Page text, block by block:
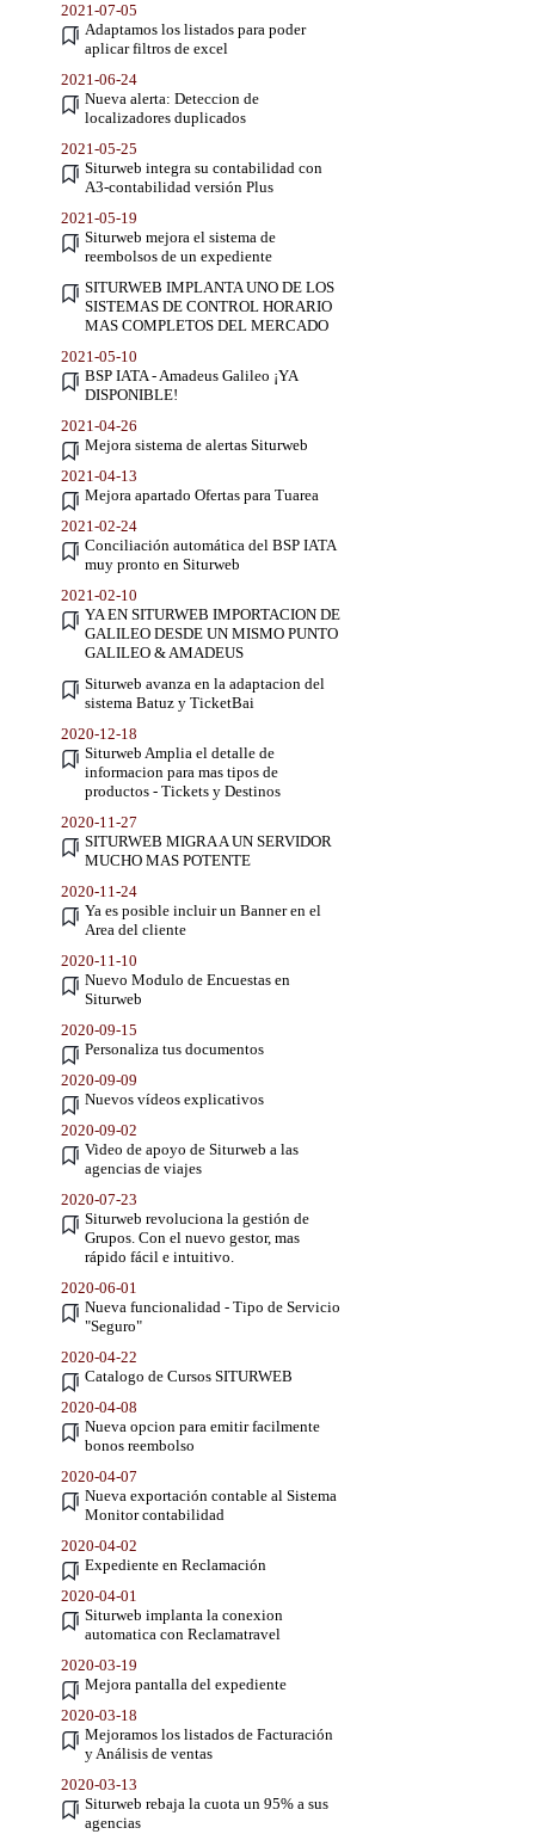
2021-07-05
Adaptamos los listados para poder
aplicar filtros de excel
2021-06-24
Nueva alerta: Deteccion de
localizadores duplicados
2021-05-25
Siturweb integra su contabilidad con
A3-contabilidad versión Plus
2021-05-19
Siturweb mejora el sistema de
reembolsos de un expediente
SITURWEB IMPLANTA UNO DE LOS
SISTEMAS DE CONTROL HORARIO
MAS COMPLETOS DEL MERCADO
2021-05-10
BSP IATA - Amadeus Galileo ¡YA
DISPONIBLE!
2021-04-26
Mejora sistema de alertas Siturweb
2021-04-13
Mejora apartado Ofertas para Tuarea
2021-02-24
Conciliación automática del BSP IATA
muy pronto en Siturweb
2021-02-10
YA EN SITURWEB IMPORTACION DE
GALILEO DESDE UN MISMO PUNTO
GALILEO & AMADEUS
Siturweb avanza en la adaptacion del
sistema Batuz y TicketBai
2020-12-18
Siturweb Amplia el detalle de
informacion para mas tipos de
productos - Tickets y Destinos
2020-11-27
SITURWEB MIGRA A UN SERVIDOR
MUCHO MAS POTENTE
2020-11-24
Ya es posible incluir un Banner en el
Area del cliente
2020-11-10
Nuevo Modulo de Encuestas en
Siturweb
2020-09-15
Personaliza tus documentos
2020-09-09
Nuevos vídeos explicativos
2020-09-02
Video de apoyo de Siturweb a las
agencias de viajes
2020-07-23
Siturweb revoluciona la gestión de
Grupos. Con el nuevo gestor, mas
rápido fácil e intuitivo.
2020-06-01
Nueva funcionalidad - Tipo de Servicio
"Seguro"
2020-04-22
Catalogo de Cursos SITURWEB
2020-04-08
Nueva opcion para emitir facilmente
bonos reembolso
2020-04-07
Nueva exportación contable al Sistema
Monitor contabilidad
2020-04-02
Expediente en Reclamación
2020-04-01
Siturweb implanta la conexion
automatica con Reclamatravel
2020-03-19
Mejora pantalla del expediente
2020-03-18
Mejoramos los listados de Facturación
y Análisis de ventas
2020-03-13
Siturweb rebaja la cuota un 95% a sus
agencias